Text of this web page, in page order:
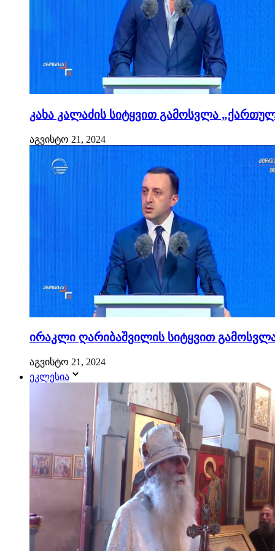
კახა კალაძის სიტყვით გამოსვლა
აგვისტო 21, 2024
ირაკლი ღარიბაშვილის სიტყვით
აგვისტო 21, 2024
ეკლესია